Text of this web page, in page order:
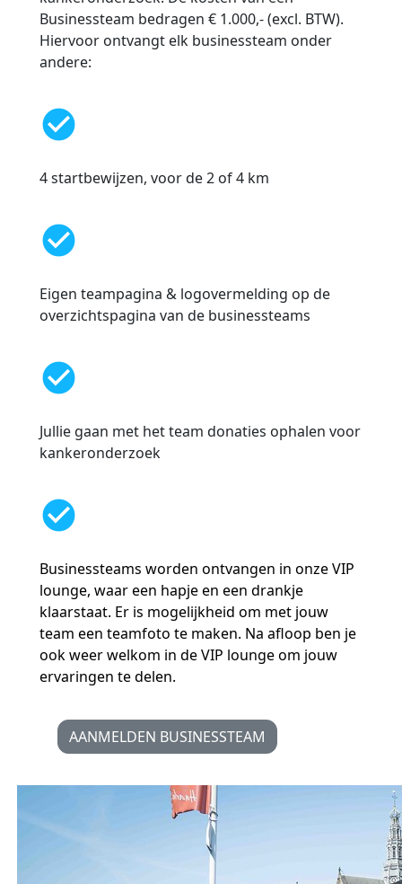
Businessteam bedragen € 1.000,- (excl. BTW).
Hiervoor ontvangt elk businessteam onder
andere:
check_circle
4 startbewijzen, voor de 2 of 4 km
check_circle
Eigen teampagina & logovermelding op de
overzichtspagina van de businessteams
check_circle
Jullie gaan met het team donaties ophalen voor
kankeronderzoek
check_circle
Businessteams worden ontvangen in onze VIP
lounge, waar een hapje en een drankje
klaarstaat. Er is mogelijkheid om met jouw
team een teamfoto te maken. Na afloop ben je
ook weer welkom in de VIP lounge om jouw
ervaringen te delen.
AANMELDEN BUSINESSTEAM